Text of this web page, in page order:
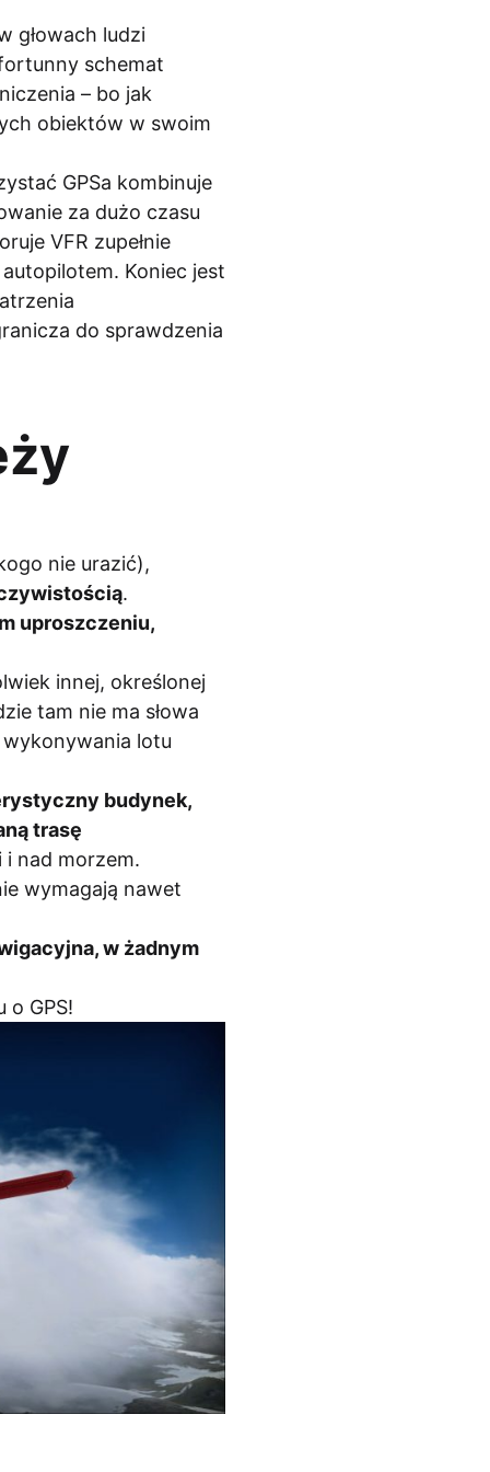
głowach ludzi
schemat
– bo jak
obiektów w swoim
GPSa kombinuje
za dużo czasu
VFR zupełnie
Koniec jest
do sprawdzenia
nie urazić),
.
uproszczeniu,
innej, określonej
tam nie ma słowa
lotu
budynek,
trasę
i nad morzem.
wymagają nawet
w żadnym
o GPS!